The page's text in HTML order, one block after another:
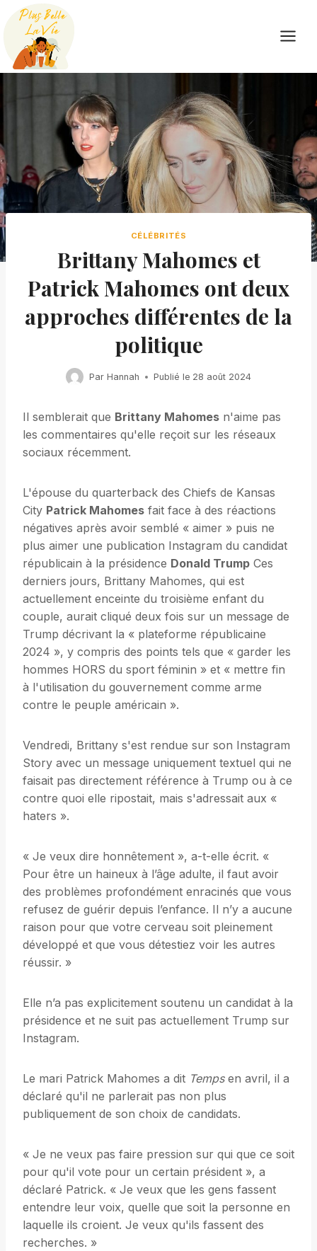
Skip
content
CÉLÉBRITÉS
Brittany Mahomes et
Patrick Mahomes ont deux
approches différentes de la
politique
Par Hannah Publié le 28 août 2024
Il semblerait que Brittany Mahomes n'aime pas
les commentaires qu'elle reçoit sur les réseaux
sociaux récemment.
L'épouse du quarterback des Chiefs de Kansas
City Patrick Mahomes fait face à des réactions
négatives après avoir semblé « aimer » puis ne
plus aimer une publication Instagram du candidat
républicain à la présidence Donald Trump Ces
derniers jours, Brittany Mahomes, qui est
actuellement enceinte du troisième enfant du
couple, aurait cliqué deux fois sur un message de
Trump décrivant la « plateforme républicaine
2024 », y compris des points tels que « garder les
hommes HORS du sport féminin » et « mettre fin
à l'utilisation du gouvernement comme arme
contre le peuple américain ».
Vendredi, Brittany s'est rendue sur son Instagram
Story avec un message uniquement textuel qui ne
faisait pas directement référence à Trump ou à ce
contre quoi elle ripostait, mais s'adressait aux «
haters ».
« Je veux dire honnêtement », a-t-elle écrit. «
Pour être un haineux à l’âge adulte, il faut avoir
des problèmes profondément enracinés que vous
refusez de guérir depuis l’enfance. Il n’y a aucune
raison pour que votre cerveau soit pleinement
développé et que vous détestiez voir les autres
réussir. »
Elle n’a pas explicitement soutenu un candidat à la
présidence et ne suit pas actuellement Trump sur
Instagram.
Le mari Patrick Mahomes a dit Tempsen avril, il a
déclaré qu'il ne parlerait pas non plus
publiquement de son choix de candidats.
« Je ne veux pas faire pression sur qui que ce soit
pour qu'il vote pour un certain président », a
déclaré Patrick. « Je veux que les gens fassent
entendre leur voix, quelle que soit la personne en
laquelle ils croient. Je veux qu'ils fassent des
recherches. »